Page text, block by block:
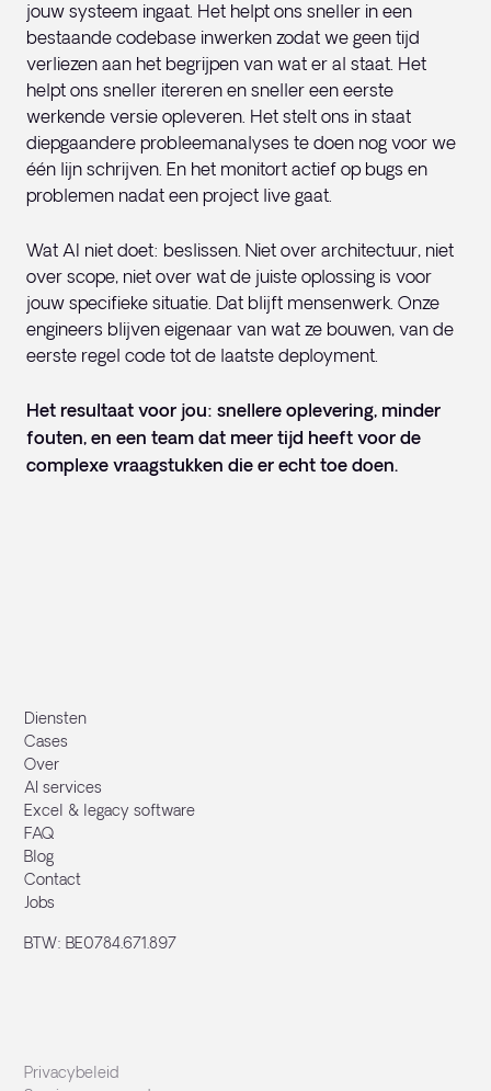
jouw systeem ingaat. Het helpt ons sneller in een
bestaande codebase inwerken zodat we geen tijd
verliezen aan het begrijpen van wat er al staat. Het
helpt ons sneller itereren en sneller een eerste
werkende versie opleveren. Het stelt ons in staat
diepgaandere probleemanalyses te doen nog voor we
één lijn schrijven. En het monitort actief op bugs en
problemen nadat een project live gaat.
Wat AI niet doet: beslissen. Niet over architectuur, niet
over scope, niet over wat de juiste oplossing is voor
jouw specifieke situatie. Dat blijft mensenwerk. Onze
engineers blijven eigenaar van wat ze bouwen, van de
eerste regel code tot de laatste deployment.
Het resultaat voor jou: snellere oplevering, minder
fouten, en een team dat meer tijd heeft voor de
complexe vraagstukken die er echt toe doen.
Diensten
Cases
Over
AI services
Excel & legacy software
FAQ
Blog
Contact
Jobs
BTW: BE0784.671.897
Privacybeleid